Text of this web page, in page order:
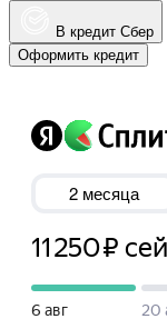
В кредит Сбер
Оформить кредит